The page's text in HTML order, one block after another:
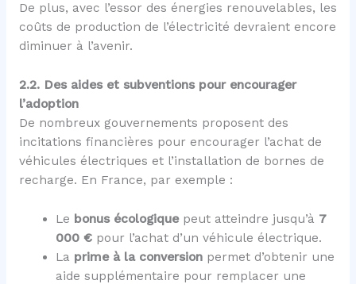
De plus, avec l’essor des énergies renouvelables, les
coûts de production de l’électricité devraient encore
diminuer à l’avenir.
2.2. Des aides et subventions pour encourager
l’adoption
De nombreux gouvernements proposent des
incitations financières pour encourager l’achat de
véhicules électriques et l’installation de bornes de
recharge. En France, par exemple :
Le bonus écologiquepeut atteindre jusqu’à 7
000 € pour l’achat d’un véhicule électrique.
La prime à la conversion permet d’obtenir une
aide supplémentaire pour remplacer une